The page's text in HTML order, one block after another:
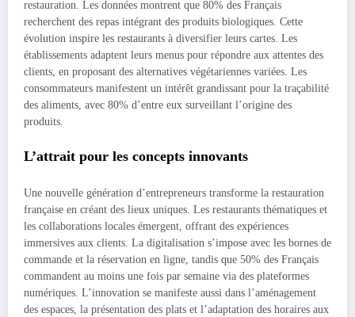
restauration. Les données montrent que 80% des Français
recherchent des repas intégrant des produits biologiques. Cette
évolution inspire les restaurants à diversifier leurs cartes. Les
établissements adaptent leurs menus pour répondre aux attentes des
clients, en proposant des alternatives végétariennes variées. Les
consommateurs manifestent un intérêt grandissant pour la traçabilité
des aliments, avec 80% d’entre eux surveillant l’origine des
produits.
L’attrait pour les concepts innovants
Une nouvelle génération d’entrepreneurs transforme la restauration
française en créant des lieux uniques. Les restaurants thématiques et
les collaborations locales émergent, offrant des expériences
immersives aux clients. La digitalisation s’impose avec les bornes de
commande et la réservation en ligne, tandis que 50% des Français
commandent au moins une fois par semaine via des plateformes
numériques. L’innovation se manifeste aussi dans l’aménagement
des espaces, la présentation des plats et l’adaptation des horaires aux